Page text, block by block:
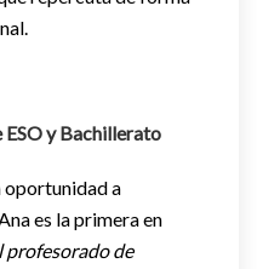
y Bachillerato
oportunidad a
es la primera en
profesorado de